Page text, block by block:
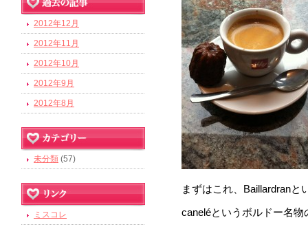
まずはこれ、Baillardranと
caneléというボルドー名
2012年12月
2012年11月
2012年10月
2012年9月
2012年8月
未分類 (57)
ミスコレ